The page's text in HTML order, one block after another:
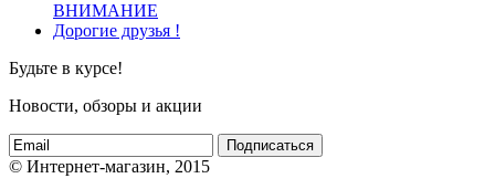
ВНИМАНИЕ
Дорогие друзья !
Будьте в курсе!
Новости, обзоры и акции
Подписаться
© Интернет-магазин, 2015